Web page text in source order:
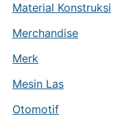
Material Konstruksi
Merchandise
Merk
Mesin Las
Otomotif